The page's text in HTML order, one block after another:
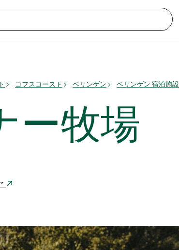
コフスコースト ベリンゲン ベリンゲン 宿泊施設
ー牧場